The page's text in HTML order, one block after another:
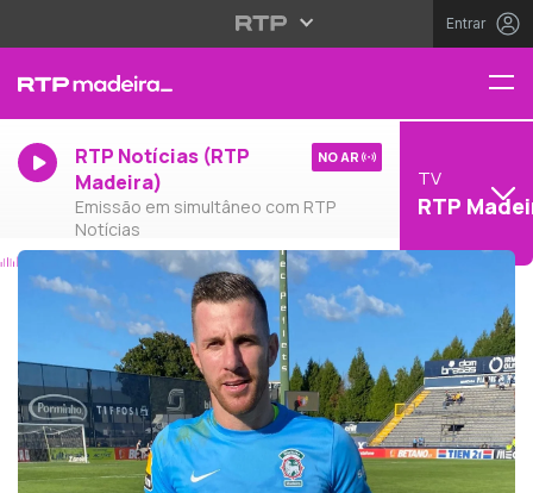
Entrar
RTP Notícias (RTP
Madeira)
Emissão em simultâneo com RTP
Notícias
NO AR
TV
RTP